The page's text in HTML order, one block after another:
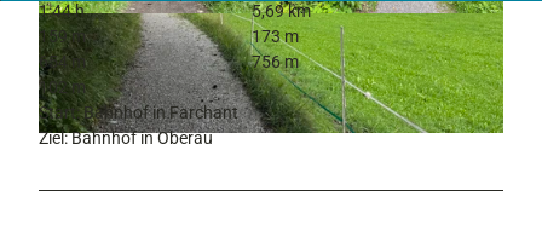
I
G
© Tourist-Information Farchant
I
M
G
_
4
1:44 h
5,69 km
159 m
173 m
654 m
756 m
102 m
Start: Bahnhof in Farchant
Ziel: Bahnhof in Oberau